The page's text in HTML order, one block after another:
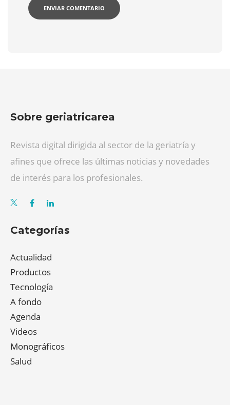
Sobre geriatricarea
Revista digital dirigida al sector de la geriatría y
afines que ofrece las últimas noticias y novedades
de interés para los profesionales.
Categorías
Actualidad
Productos
Tecnología
A fondo
Agenda
Videos
Monográficos
Salud